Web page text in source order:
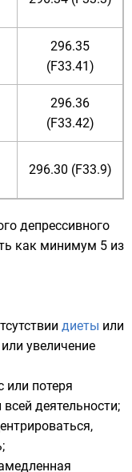
296.35
(F33.41)
296.36
(F33.42)
296.30 (F33.9)
депрессивного
как минимум 5 из
диеты или
увеличение
или потеря
деятельности;